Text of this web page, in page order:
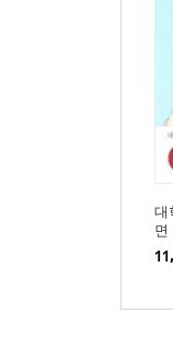
· 유
3부
18장
· 디
디지
· 최
대
면